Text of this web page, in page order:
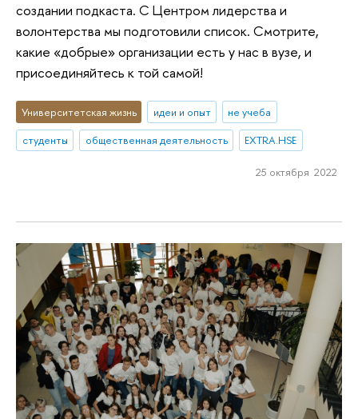
создании подкаста. С Центром лидерства и
волонтерства мы подготовили список. Смотрите,
какие «добрые» организации есть у нас в вузе, и
присоединяйтесь к той самой!
Университетская жизнь идеи и опыт
не учеба
студенты
общественная деятельность EXTRA.HSE
25 октября 2022